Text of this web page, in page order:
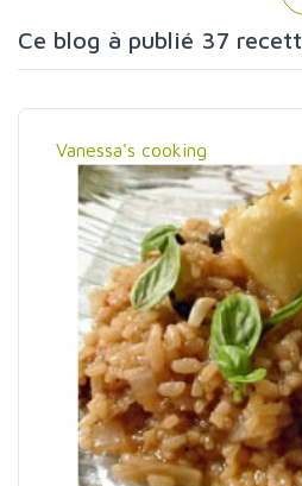
Ce blog à publié 37
Vanessa's cooking